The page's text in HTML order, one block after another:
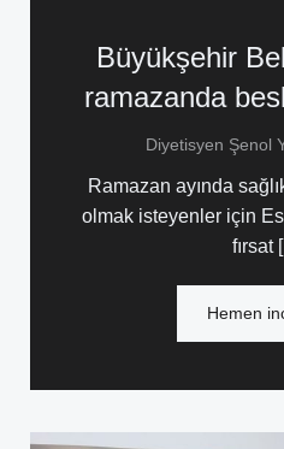
Büyükşehir
ramazanda
Diyetisyen Şenol
Ramazan ayında
olmak isteyenler için
fırsat
Hemen